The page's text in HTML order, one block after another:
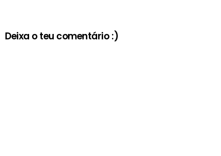
Deixa o teu comentário :)